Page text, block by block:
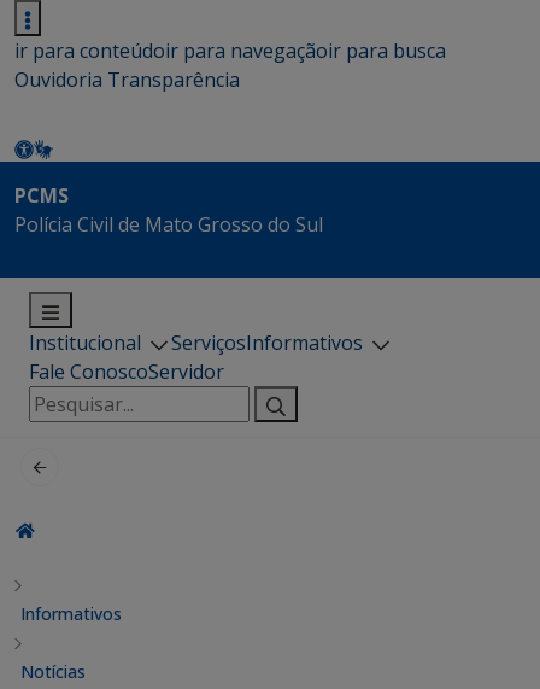
ir para conteúdoir para navegaçãoir para busca
Ouvidoria Transparência
PCMS
Polícia Civil de Mato Grosso do Sul
Institucional ServiçosInformativos
Fale ConoscoServidor
Pesquisar
por:
Informativos
Notícias